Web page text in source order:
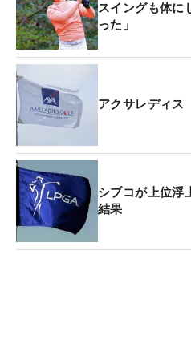
スイングも体に
った」
アクサレディ
シブコが上位
結果